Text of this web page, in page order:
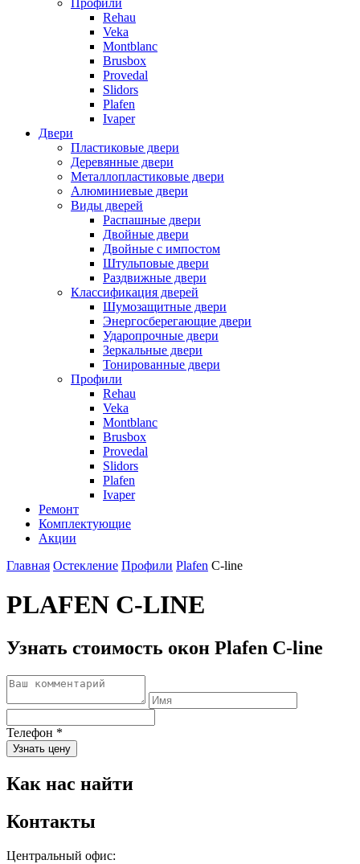
Профили
Rehau
Veka
Montblanc
Brusbox
Provedal
Slidors
Plafen
Ivaper
Двери
Пластиковые двери
Деревянные двери
Металлопластиковые двери
Алюминиевые двери
Виды дверей
Распашные двери
Двойные двери
Двойные с импостом
Штульповые двери
Раздвижные двери
Классификация дверей
Шумозащитные двери
Энергосберегающие двери
Ударопрочные двери
Зеркальные двери
Тонированные двери
Профили
Rehau
Veka
Montblanc
Brusbox
Provedal
Slidors
Plafen
Ivaper
Ремонт
Комплектующие
Акции
Главная Остекление Профили Plafen C-line
PLAFEN C-LINE
Узнать стоимость окон Plafen C-line
Телефон *
Узнать цену
Как нас найти
Контакты
Центральный офис: